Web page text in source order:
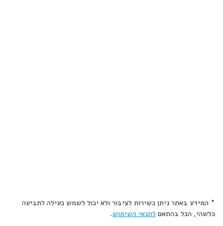
* המידע באתר ניתן כשירות לציבור ולא יכול לשמש כעילה לתביעה
כלשהי, הכל בהתאם לתנאי השימוש.